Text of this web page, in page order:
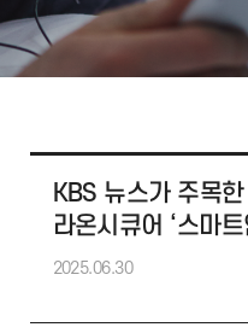
KBS 뉴스가 주목
라온시큐어 ‘스마
2025.06.30